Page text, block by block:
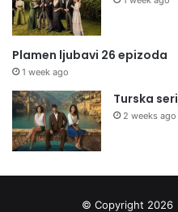
Plamen ljubavi 26 epizoda
1 week ago
Turska
2 weeks ago
© Copyright